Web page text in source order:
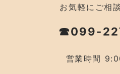
お気軽にご相
☎099-
営業時間